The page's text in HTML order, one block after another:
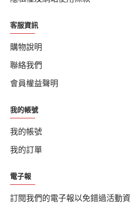
客服資訊
購物說明
聯絡我們
會員權益聲明
我的帳號
我的帳號
我的訂單
電子報
訂閱我們的電子報以免錯過活動